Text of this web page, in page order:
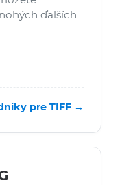
ďalších
pre TIFF →